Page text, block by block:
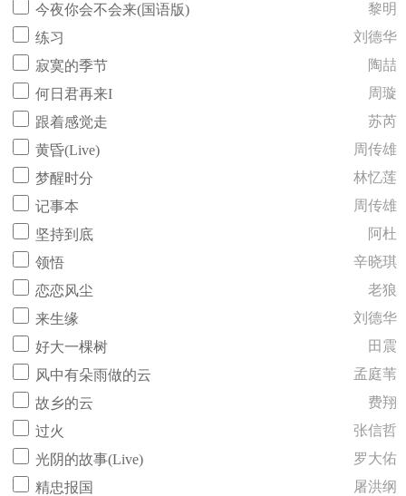
今夜你会不会来(国语版)
黎明
练习
刘德华
寂寞的季节
陶喆
何日君再来I
周璇
跟着感觉走
苏芮
黄昏(Live)
周传雄
梦醒时分
林忆莲
记事本
周传雄
坚持到底
阿杜
领悟
辛晓琪
恋恋风尘
老狼
来生缘
刘德华
好大一棵树
田震
风中有朵雨做的云
孟庭苇
故乡的云
费翔
过火
张信哲
光阴的故事(Live)
罗大佑
精忠报国
屠洪纲